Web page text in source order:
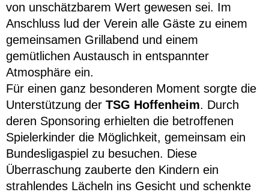
von unschätzbarem Wert gewesen sei. Im
Anschluss lud der Verein alle Gäste zu einem
gemeinsamen Grillabend und einem
gemütlichen Austausch in entspannter
Atmosphäre ein.
Für einen ganz besonderen Moment sorgte die
Unterstützung der TSG Hoffenheim. Durch
deren Sponsoring erhielten die betroffenen
Spielerkinder die Möglichkeit, gemeinsam ein
Bundesligaspiel zu besuchen. Diese
Überraschung zauberte den Kindern ein
strahlendes Lächeln ins Gesicht und schenkte